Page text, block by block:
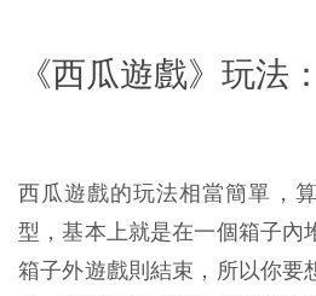
《西瓜遊戲》玩法
西瓜遊戲的玩法相當簡單，
型，基本上就是在一個箱子內
箱子外遊戲則結束，所以你要